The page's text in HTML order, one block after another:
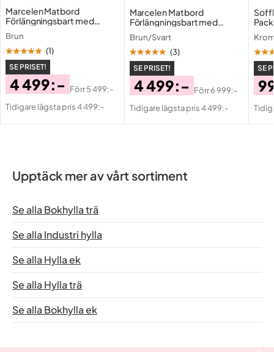
Marcelen Matbord
Förlängningsbart med
illäggsskiva + 4 st Nibe stol
brun med valnöt ben
Brun
(1)
SE PRISET!
Pris
4 499:-
Original
Förr5 499:-
Tidigare lägsta pris 4 499:-
Marcelen Matbord
Förlängningsbart med
illäggsskiva + 6 st Nibe stol
svart med valnöt ben
Brun/Svart
(3)
SE PRISET!
Pris
4 499:-
Original
Pris
Förr6 999:-
Tidigare lägsta pris 4 499:-
Pack
SE
Upptäck mer av vårt sortiment
Se alla Bokhylla trä
Se alla Industri hylla
Se alla Hylla ek
Se alla Hylla trä
Se alla Bokhylla ek